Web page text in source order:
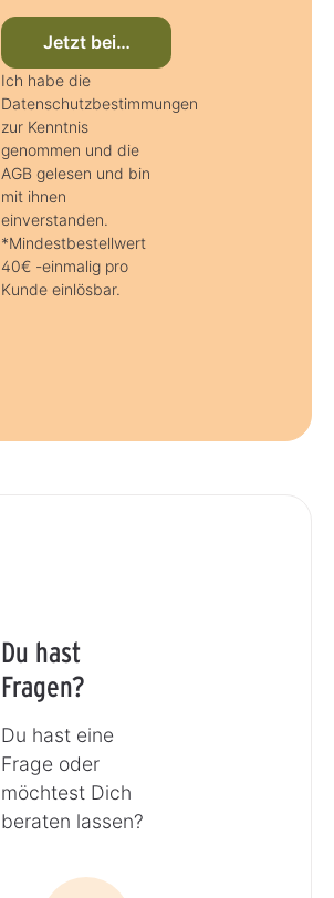
Jetzt beim Newsletter anmelden
Ich habe die
Datenschutzbestimmungen
zur Kenntnis
genommen und die
AGB gelesen und bin
mit ihnen
einverstanden.
*Mindestbestellwert
40€ -einmalig pro
Kunde einlösbar.
Du hast
Fragen?
Du hast eine
Frage oder
möchtest Dich
beraten lassen?